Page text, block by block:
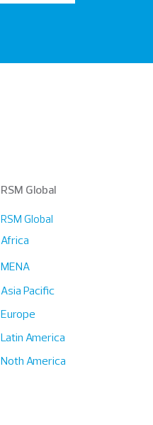
RSM Global
RSM Global
Africa
MENA
Asia Pacific
Europe
Latin America
Noth America